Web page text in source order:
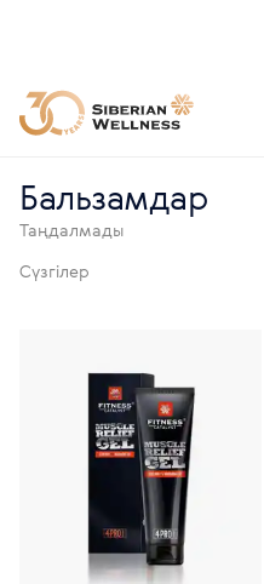
Бальзамдар
Таңдалмады
Сүзгілер